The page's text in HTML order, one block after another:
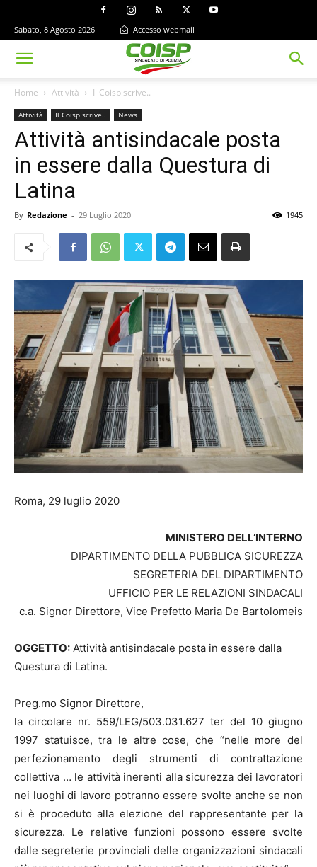
Sabato, 8 Agosto 2026 Accesso webmail
Home Attività Il Coisp scrive..
Attività Il Coisp scrive.. News
Attività antisindacale posta
in essere dalla Questura di
Latina
By Redazione - 29 Luglio 2020 1945
Roma, 29 luglio 2020
MINISTERO DELL’INTERNO
DIPARTIMENTO DELLA PUBBLICA SICUREZZA
SEGRETERIA DEL DIPARTIMENTO
UFFICIO PER LE RELAZIONI SINDACALI
c.a. Signor Direttore, Vice Prefetto Maria De Bartolomeis
OGGETTO: Attività antisindacale posta in essere dalla
Questura di Latina.
Preg.mo Signor Direttore,
la circolare nr. 559/LEG/503.031.627 ter del 10 giugno
1997 statuisce, tra le altre cose, che “nelle more del
perfezionamento degli strumenti di contrattazione
collettiva … le attività inerenti alla sicurezza dei lavoratori
nei luoghi di lavoro potranno essere svolte anche se non
si è proceduto alla elezione del rappresentante per la
sicurezza. Le relative funzioni possono essere svolte
dalle segreterie provinciali delle organizzazioni sindacali